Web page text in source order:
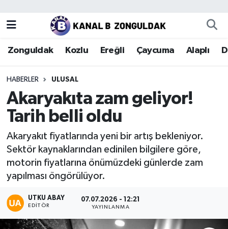
Zonguldak Kozlu Ereğli Çaycuma Alaplı
HABERLER ULUSAL
Akaryakıta zam geliyor!
Tarih belli oldu
Akaryakıt fiyatlarında yeni bir artış bekleniyor.
Sektör kaynaklarından edinilen bilgilere göre,
motorin fiyatlarına önümüzdeki günlerde zam
yapılması öngörülüyor.
UTKU ABAY
EDITÖR
07.07.2026 - 12:21
YAYINLANMA
Zonguldak
Kozlu
Çaycuma
Alaplı
Devrek
Gökçebey
Bartın
Zonguldak Nöbetçi Eczaneler
Zonguldak Hava Durumu
Zonguldak Trafik Yoğunluk Haritası
Puan Durumu ve Fikstür
Tüm Manşetler
Son Dakika Haberleri
Haber Arşivi